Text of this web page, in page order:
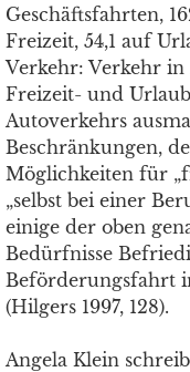
Geschäftsfahrten,
Freizeit, 54,1 auf
Verkehr: Verkehr in
Freizeit- und
Autoverkehrs
Beschränkungen,
Möglichkeiten für
„selbst bei einer
einige der oben
Bedürfnisse
Beförderungsfahrt
(Hilgers 1997, 128).
Angela Klein